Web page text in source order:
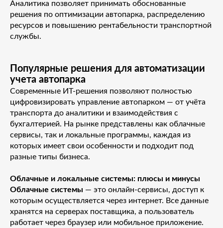
Аналитика позволяет принимать обоснованные
решения по оптимизации автопарка, распределению
ресурсов и повышению рентабельности транспортной
службы.
Популярные решения для автоматизации
учета автопарка
Современные ИТ-решения позволяют полностью
цифровизировать управление автопарком — от учёта
транспорта до аналитики и взаимодействия с
бухгалтерией. На рынке представлены как облачные
сервисы, так и локальные программы, каждая из
которых имеет свои особенности и подходит под
разные типы бизнеса.
Облачные и локальные системы: плюсы и минусы
Облачные системы — это онлайн-сервисы, доступ к
которым осуществляется через интернет. Все данные
хранятся на серверах поставщика, а пользователь
работает через браузер или мобильное приложение.